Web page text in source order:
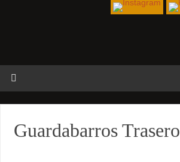
Guardabarros Trasero